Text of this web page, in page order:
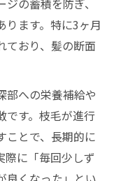
ります。特に3ヶ月
ており、髪の断面
部への栄養補給や
です。枝毛が進行
ことで、長期的に
際に「毎回少しず